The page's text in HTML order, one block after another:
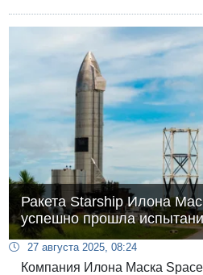
Ракета Starship Илона
успешно прошла
27 августа 2025, 08:24
Компания Илона Маска